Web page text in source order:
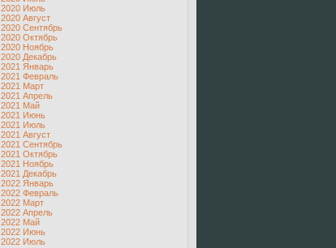
2020 Июль
2020 Август
2020 Сентябрь
2020 Октябрь
2020 Ноябрь
2020 Декабрь
2021 Январь
2021 Февраль
2021 Март
2021 Апрель
2021 Май
2021 Июнь
2021 Июль
2021 Август
2021 Сентябрь
2021 Октябрь
2021 Ноябрь
2021 Декабрь
2022 Январь
2022 Февраль
2022 Март
2022 Апрель
2022 Май
2022 Июнь
2022 Июль